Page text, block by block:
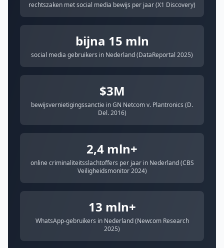
rechtszaken met social media bewijs per jaar (X1 Discovery)
bijna 15 mln
social media gebruikers in Nederland (DataReportal 2025)
$3M
bewijsvernietigingssanctie in GN Netcom v. Plantronics (D.
Del. 2016)
2,4 mln+
online criminaliteitsslachtoffers per jaar in Nederland (CBS
Veiligheidsmonitor 2024)
13 mln+
WhatsApp-gebruikers in Nederland (Newcom Research
2025)